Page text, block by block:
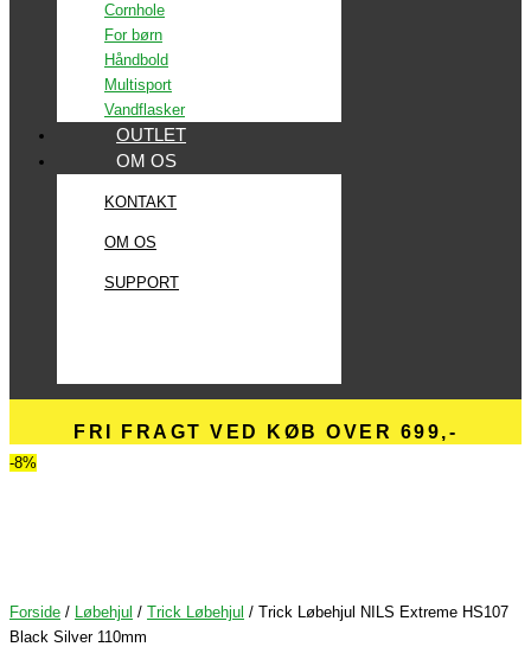
Cornhole
For børn
Håndbold
Multisport
Vandflasker
OUTLET
OM OS
KONTAKT
OM OS
SUPPORT
FRI FRAGT VED KØB OVER 699,-
-8%
Forside / Løbehjul / Trick Løbehjul / Trick Løbehjul NILS Extreme HS107
Black Silver 110mm